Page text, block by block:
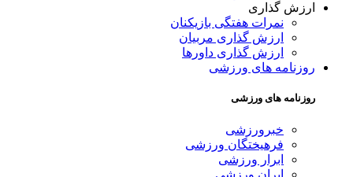
ارزش گذاری
نمرات هفتگی بازیکنان
ارزش گذاری مربیان
ارزش گذاری داورها
روزنامه های ورزشی
روزنامه های ورزشی
خبرورزشی
فرهیختگان ورزشی
ابرار ورزشی